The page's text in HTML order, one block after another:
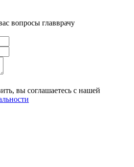
вопросы главврачу
вы соглашаетесь с нашей